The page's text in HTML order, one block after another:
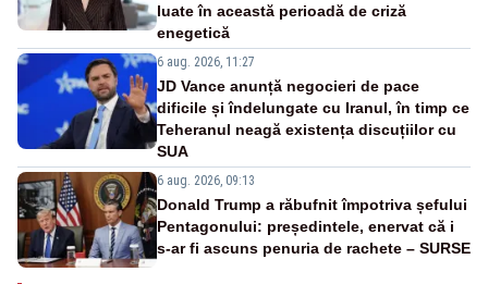
luate în această perioadă de criză
enegetică
6 aug. 2026, 11:27
JD Vance anunță negocieri de pace
dificile și îndelungate cu Iranul, în timp ce
Teheranul neagă existența discuțiilor cu
SUA
6 aug. 2026, 09:13
Donald Trump a răbufnit împotriva șefului
Pentagonului: președintele, enervat că i
s-ar fi ascuns penuria de rachete – SURSE